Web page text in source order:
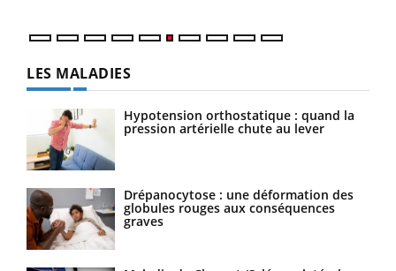
LES MALADIES
Hypotension orthostatique : quand la
pression artérielle chute au lever
Drépanocytose : une déformation des
globules rouges aux conséquences
graves